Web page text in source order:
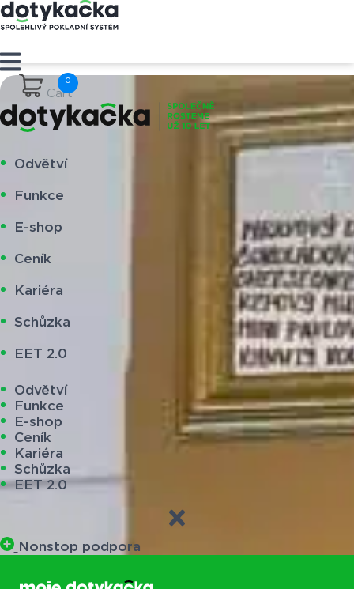
Cart
Odvětví
Funkce
E-shop
Ceník
Kariéra
Schůzka
EET 2.0
Odvětví
Funkce
E-shop
Ceník
Kariéra
Schůzka
EET 2.0
Nonstop podpora